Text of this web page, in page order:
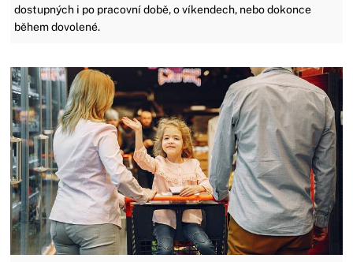
dostupných i po pracovní době, o víkendech, nebo dokonce
během dovolené.